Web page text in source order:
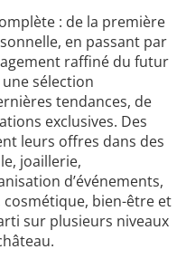
: de la première
en passant par
raffiné du futur
sélection
tendances, de
exclusives. Des
leurs offres dans des
joaillerie,
d’événements,
bien-être et
sur plusieurs niveaux